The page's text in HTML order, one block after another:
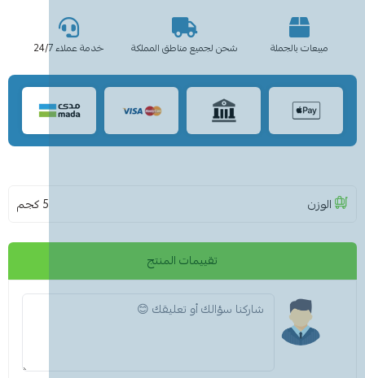
مبيعات بالجملة شحن لجميع مناطق المملكة خدمة عملاء 24/7
الوزن 5 كجم
تقييمات المنتج